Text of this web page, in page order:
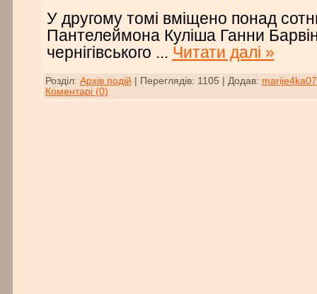
У другому томі вміщено понад
Пантелеймона Куліша Ганни
чернігівського ... Читати далі »
Розділ: Архів подій Переглядів: 1105 Додав: marije4ka07
Коментарі (0)